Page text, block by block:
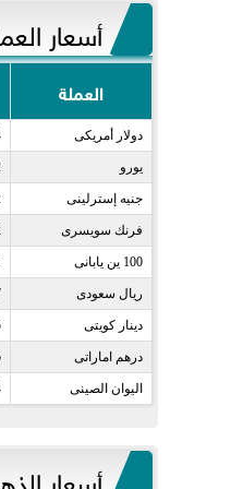
أسعار
العملة
دولار أمريكى​
يورو​
جنيه إسترلينى​
فرنك سويسرى​
100 ين يابانى​
ريال سعودى​
دينار كويتى​
درهم اماراتى​
اليوان الصينى​
أسعار